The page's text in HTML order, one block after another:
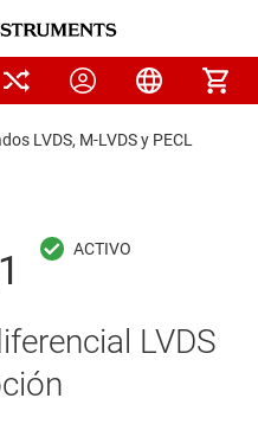
LVDS, M-LVDS y PECL
LVDS